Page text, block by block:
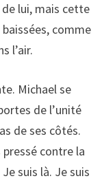
lui, mais cette
comme
l’air.
Michael se
de l’unité
de ses côtés.
contre la
suis là. Je suis